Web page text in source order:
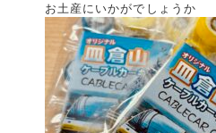
お土産にいかがでしょうか